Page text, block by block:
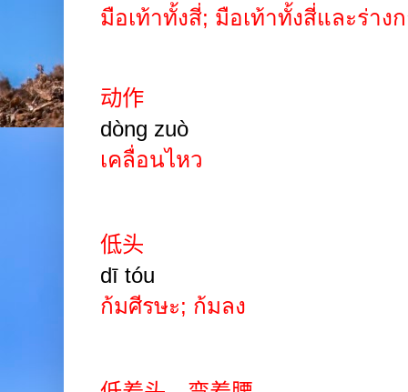
มือเท้าทั้งสี่; มือเท้าทั้งสี่และร่าง
动作
dòng zuò
เคลื่อนไหว
低头
dī tóu
ก้มศีรษะ; ก้มลง